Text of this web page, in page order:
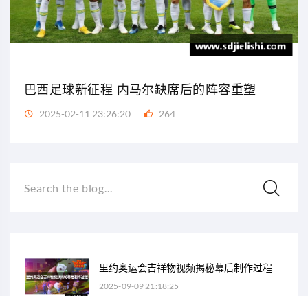
巴西足球新征程 内马尔缺席后的阵容重塑
2025-02-11 23:26:20 264
Search the blog...
里约奥运会吉祥物视频揭秘幕后制作过程
2025-09-09 21:18:25